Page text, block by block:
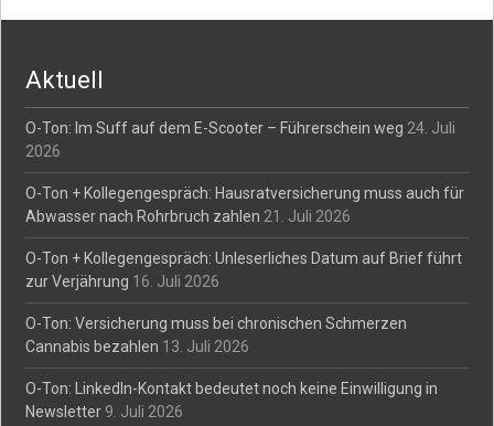
navigation
Aktuell
O-Ton: Im Suff auf dem E-Scooter – Führerschein weg 24. Juli
2026
O-Ton + Kollegengespräch: Hausratversicherung muss auch für
Abwasser nach Rohrbruch zahlen 21. Juli 2026
O-Ton + Kollegengespräch: Unleserliches Datum auf Brief führt
zur Verjährung 16. Juli 2026
O-Ton: Versicherung muss bei chronischen Schmerzen
Cannabis bezahlen 13. Juli 2026
O-Ton: LinkedIn-Kontakt bedeutet noch keine Einwilligung in
Newsletter 9. Juli 2026